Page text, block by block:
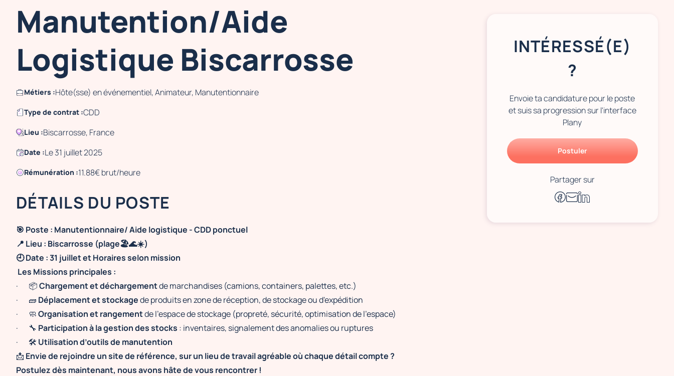
Manutention/Aide
Logistique Biscarrosse
Métiers :Hôte(sse) en événementiel, Animateur, Manutentionnaire
Type de contrat :CDD
Lieu :Biscarrosse, France
Date :Le 31 juillet 2025
Rémunération :11.88€ brut/heure
DÉTAILS DU POSTE
🎯 Poste : Manutentionnaire/ Aide logistique - CDD ponctuel
📍 Lieu : Biscarrosse (plage🏖️🌊☀️)
🕘 Date : 31 juillet et Horaires selon mission
Les Missions principales :
· 📦Chargement et déchargementde marchandises (camions, containers, palettes, etc.)
· 🧱 Déplacement et stockagede produits en zone de réception, de stockage ou d'expédition
· 🧼Organisation et rangementde l’espace de stockage (propreté, sécurité, optimisation de l’espace)
· 🔧 Participation à la gestion des stocks : inventaires, signalement des anomalies ou ruptures
· 🛠 Utilisation d’outils de manutention
📩 Envie de rejoindre un site de référence, sur un lieu de travail agréable où chaque détail compte ?
Postulez dès maintenant, nous avons hâte de vous rencontrer !
INTÉRESSÉ(E)
?
Envoie ta candidature pour le poste
et suis sa progression sur l'interface
Plany
Postuler
Partager sur